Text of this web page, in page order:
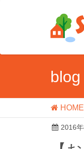
blog
HOME
2016